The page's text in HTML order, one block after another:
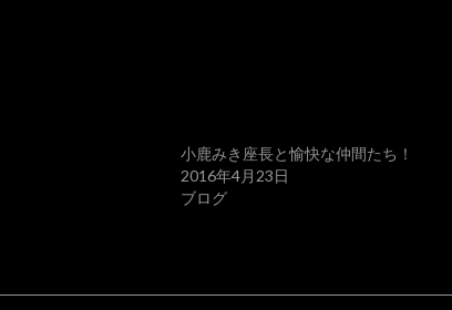
小鹿みき座長と愉快な仲間たち！
2016年4月23日
ブログ